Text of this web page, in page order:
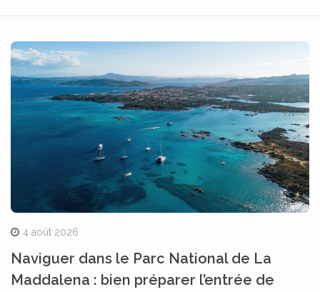
4 août 2026
Naviguer dans le Parc National de La
Maddalena : bien préparer l’entrée de